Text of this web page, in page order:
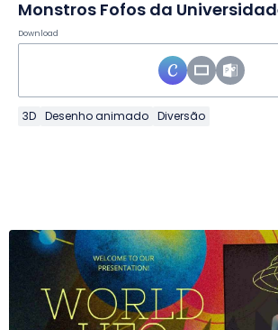
Monstros Fofos da
Download
3D Desenho animado Diversão